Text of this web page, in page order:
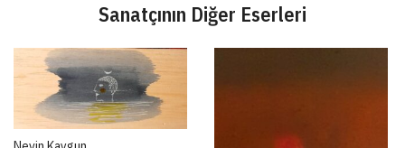
Sanatçının Diğer Eserleri